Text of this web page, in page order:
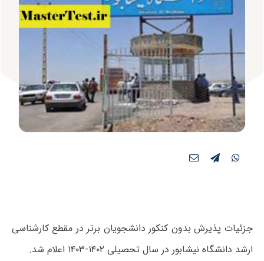
جزئیات پذیرش بدون کنکور دانشجویان برتر در مقطع کارشناسی
ارشد دانشگاه نیشابور در سال تحصیلی ۱۴۰۲-۱۴۰۳ اعلام شد.